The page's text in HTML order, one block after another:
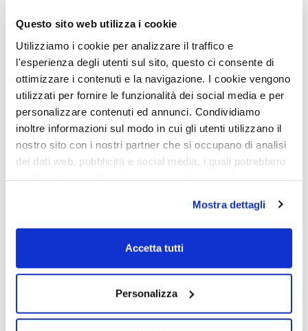
Questo sito web utilizza i cookie
Utilizziamo i cookie per analizzare il traffico e
l'esperienza degli utenti sul sito, questo ci consente di
ottimizzare i contenuti e la navigazione. I cookie vengono
utilizzati per fornire le funzionalità dei social media e per
personalizzare contenuti ed annunci. Condividiamo
inoltre informazioni sul modo in cui gli utenti utilizzano il
nostro sito con i nostri partner che si occupano di analisi
dei dati web, pubblicità e social media, i quali potrebbero
Chiudendo il banner con la X oppure cliccando su Rifiuta
la navigazione proseguirà in assenza di cookie diversi da
Mostra dettagli
Accetta tutti
Personalizza
per la sicurezza delle risorse IT
aziendali?
CONTINUE READING